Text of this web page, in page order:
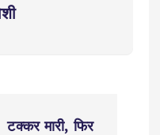
टक्कर मारी, फिर